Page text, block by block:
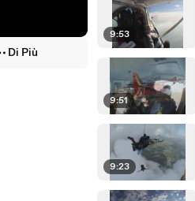
Di Più
9:53
9:51
9:23